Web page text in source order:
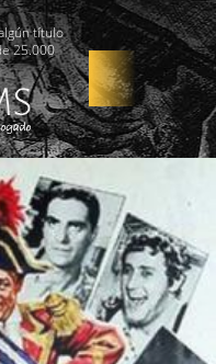
título
25.000